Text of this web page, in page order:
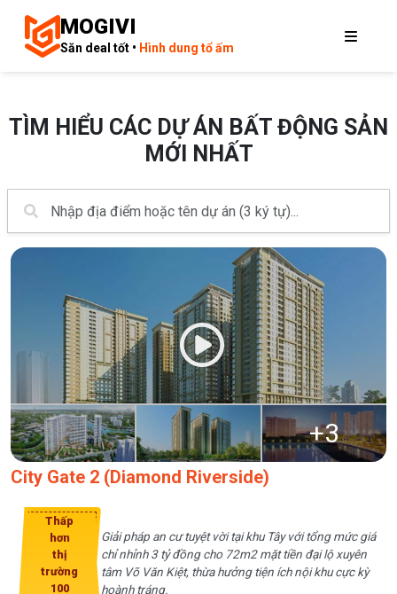
MOGIVI
Săn deal tốt • Hình dung tổ ấm
TÌM HIỂU CÁC DỰ ÁN BẤT ĐỘNG SẢN
MỚI NHẤT
+3
City Gate 2 (Diamond Riverside)
Thấp
hơn
thị
trường
100
Giải pháp an cư tuyệt vời tại khu Tây với tổng mức giá
chỉ nhỉnh 3 tỷ đồng cho 72m2 mặt tiền đại lộ xuyên
tâm Võ Văn Kiệt, thừa hưởng tiện ích nội khu cực kỳ
hoành tráng.